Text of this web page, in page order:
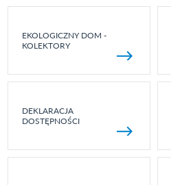
EKOLOGICZNY DOM -
KOLEKTORY
DEKLARACJA
DOSTĘPNOŚCI